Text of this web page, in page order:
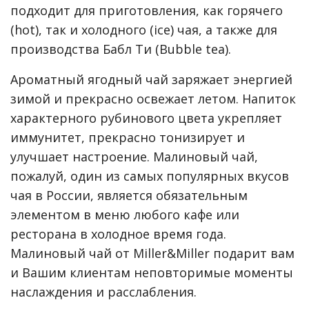
подходит для приготовления, как горячего
(hot), так и холодного (ice) чая, а также для
производства Бабл Ти (Bubble tea).
Ароматный ягодный чай заряжает энергией
зимой и прекрасно освежает летом. Напиток
характерного рубинового цвета укрепляет
иммунитет, прекрасно тонизирует и
улучшает настроение. Малиновый чай,
пожалуй, один из самых популярных вкусов
чая в России, является обязательным
элементом в меню любого кафе или
ресторана в холодное время года.
Малиновый чай от Miller&Miller подарит вам
и Вашим клиентам неповторимые моменты
наслаждения и расслабления.